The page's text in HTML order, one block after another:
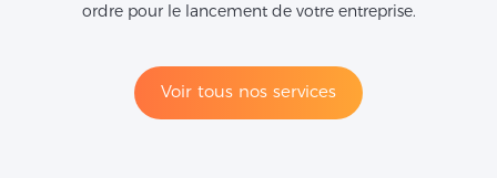
ordre pour le lancement de votre entreprise.
Voir tous nos services